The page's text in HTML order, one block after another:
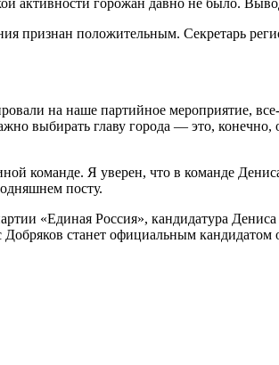
признан положительным. Секретарь
на наше партийное мероприятие,
выбирать главу города — это,
команде. Я уверен, что в команде
посту.
«Единая Россия», кандидатура Дениса
станет официальным